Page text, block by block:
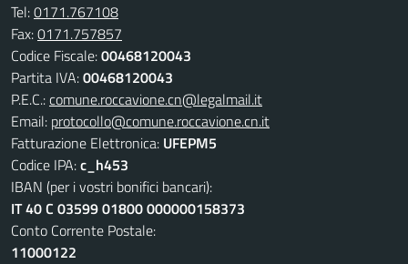
Tel:0171.767108
Fax:0171.757857
Codice Fiscale:00468120043
Partita IVA:00468120043
P.E.C.:comune.roccavione.cn@legalmail.it
Email: protocollo@comune.roccavione.cn.it
Fatturazione Elettronica: UFEPM5
Codice IPA:c_h453
IBAN (per i vostri bonifici bancari):
IT 40 C 03599 01800 000000158373
Conto Corrente Postale:
11000122